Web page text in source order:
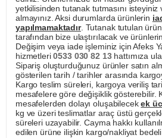
yetkilisinden tutanak tutmasını isteyiniz
almayınız. Aksi durumlarda ürünlerin
yapılmamaktadır. Tutanak tutulan
tarafından bize ulaştırılacak ve
Değişim veya iade işleminiz için Afeks
hizmetleri0533 030 82 13hattımıza
Sipariş oluşturduğunuz ürünler satın
gösterilen tarih / tarihler arasında
Kargo teslim süreleri, kargoya veriliş
mesafelere göre değişiklik gösterebilir.
mesafelerden dolayı oluşabilecekek
kg ve üzeri teslimatlar araç üstü
süreleri uzayabilir. Cayma hakkı
edilen ürüne ilişkin kargo/nakliyat bedeli